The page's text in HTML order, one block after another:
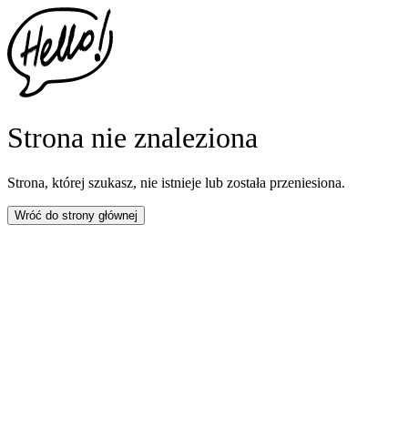
Strona nie znaleziona
Strona, której szukasz, nie istnieje lub została przeniesiona.
Wróć do strony głównej